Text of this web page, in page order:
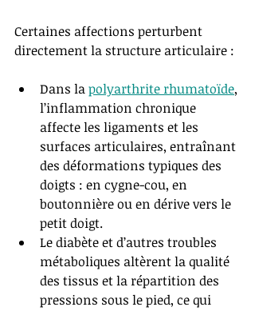
Certaines affections perturbent
directement la structure articulaire :
Dans la polyarthrite rhumatoïde,
l’inflammation chronique
affecte les ligaments et les
surfaces articulaires, entraînant
des déformations typiques des
doigts : en cygne-cou, en
boutonnière ou en dérive vers le
petit doigt.
Le diabète et d’autres troubles
métaboliques altèrent la qualité
des tissus et la répartition des
pressions sous le pied, ce qui